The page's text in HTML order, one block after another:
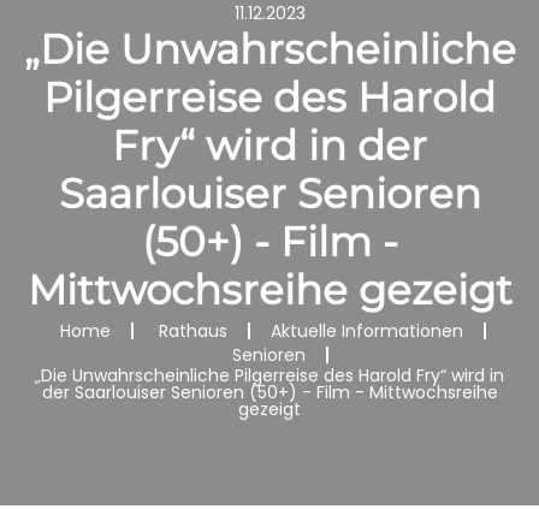
11.12.2023
„Die Unwahrscheinliche
Pilgerreise des Harold
Fry“ wird in der
Saarlouiser Senioren
(50+) - Film -
Mittwochsreihe gezeigt
Home Rathaus
Aktuelle Informationen
Senioren
„Die Unwahrscheinliche Pilgerreise des Harold Fry“ wird in
der Saarlouiser Senioren (50+) - Film - Mittwochsreihe
gezeigt